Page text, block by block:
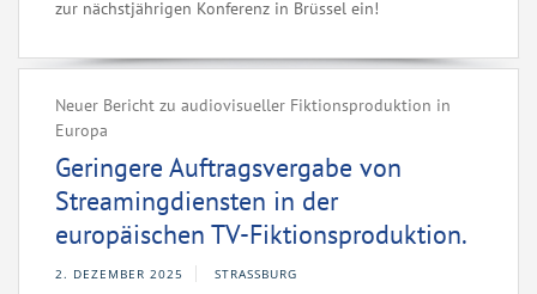
zur nächstjährigen Konferenz in Brüssel ein!
Neuer Bericht zu audiovisueller Fiktionsproduktion in
Europa
Geringere Auftragsvergabe von
Streamingdiensten in der
europäischen TV-Fiktionsproduktion.
2. DEZEMBER 2025 STRASSBURG